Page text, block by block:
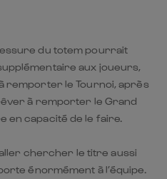
du totem pourrait
aux joueurs,
remporter le Tournoi, après
à remporter le Grand
en capacité de le faire.
chercher le titre aussi
énormément à l’équipe.